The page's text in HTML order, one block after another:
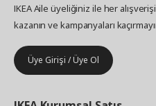
IKEA Aile üyeliğiniz ile her
kazanın ve kampanyaları
Üye Girişi / Üye Ol